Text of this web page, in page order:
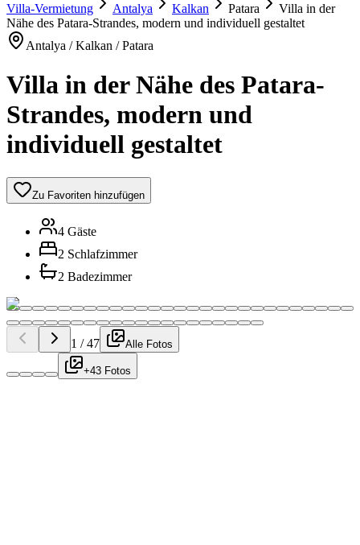
Villa-Vermietung
Antalya Kalkan Patara
Villa in der
Nähe des Patara-Strandes, modern und individuell gestaltet
Antalya / Kalkan / Patara
Villa in der Nähe des Patara-
Strandes, modern und
individuell gestaltet
Zu Favoriten hinzufügen
4 Gäste
2 Schlafzimmer
2 Badezimmer
1 /47 Alle Fotos
+43 Fotos